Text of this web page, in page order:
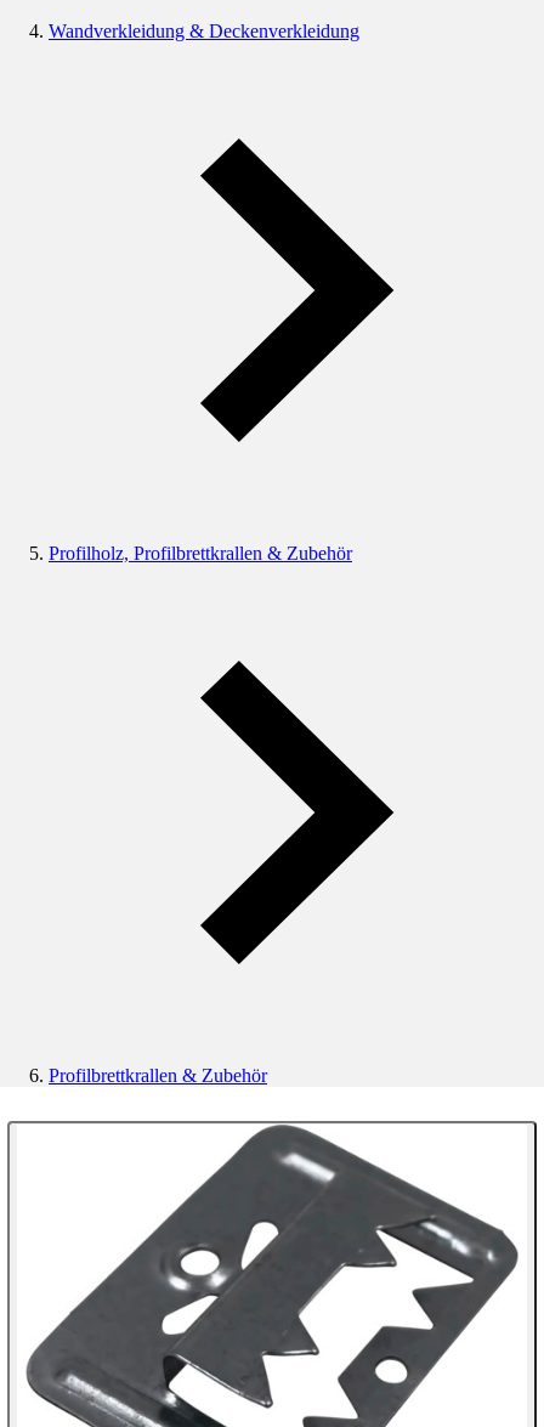
Wandverkleidung & Deckenverkleidung
Profilholz, Profilbrettkrallen & Zubehör
Profilbrettkrallen & Zubehör